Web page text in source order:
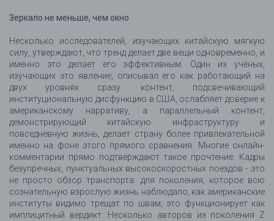
Зеркало не меньше, чем окно
Несколько исследователей, изучающих китайскую мягкую
силу, утверждают, что тренд делает две вещи одновременно, и
именно это делает его эффективным. Один из учёных,
изучающих это явление, описывал его как работающий на
двух уровнях сразу: контент, подсвечивающий
институциональную дисфункцию в США, ослабляет доверие к
американскому нарративу, а параллельный контент,
демонстрирующий китайскую инфраструктуру и
повседневную жизнь, делает страну более привлекательной
именно на фоне этого прямого сравнения. Многие онлайн-
комментарии прямо подтверждают такое прочтение. Кадры
безупречных, пунктуальных высокоскоростных поездов - это
не просто обзор транспорта: для поколения, которое всю
сознательную взрослую жизнь наблюдало, как американские
институты видимо трещат по швам, это функционирует как
имплицитный вердикт. Несколько авторов из поколения Z